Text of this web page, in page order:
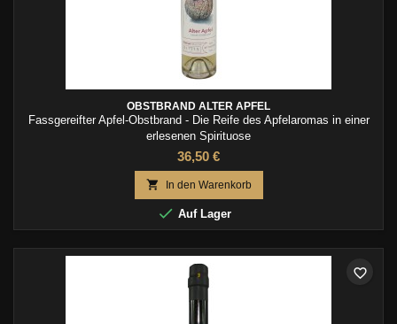
OBSTBRAND ALTER APFEL
Fassgereifter Apfel-Obstbrand - Die Reife des Apfelaromas in einer
erlesenen Spirituose
36,50 €
 In den Warenkorb
 Auf Lager
favorite_border